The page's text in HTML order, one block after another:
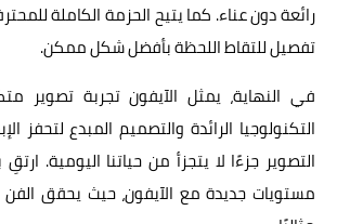
رائعة دون عناء. كما يتيح الحزمة الكاملة
تفصيل للتقاط اللحظة بأفضل شكل ممكن.
في النهاية، يمثل الآيفون تجربة تصوير
التكنولوجيا الرائدة والتصميم المبدع لتحفز
التصوير جزءًا لا يتجزأ من حياتنا اليومية.
مستويات جديدة مع الآيفون، حيث يحقق الفن